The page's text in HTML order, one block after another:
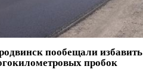
пообещали избавить
пробок